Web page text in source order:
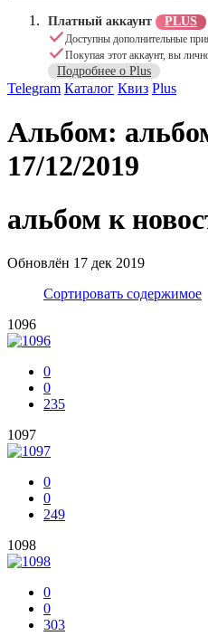
Платный аккаунт PLUS
Доступны дополнительные
Покупая этот аккаунт, вы
Подробнее о Plus
Скрыть объявление
Telegram Каталог Квиз Plus
Альбом:
17/12/2019
альбом к
Обновлён 17 дек 2019
Сортировать содержимое
1096
0
0
235
1097
0
0
249
1098
0
0
303